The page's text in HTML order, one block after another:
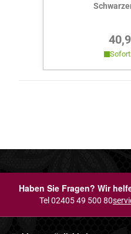
Haben Sie Fragen? Wir
Tel 02405 49 500 80